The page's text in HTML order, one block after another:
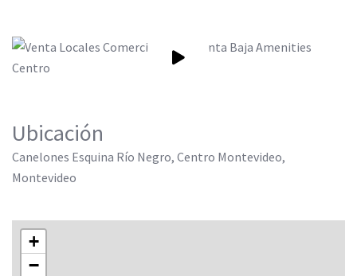
Ubicación
Canelones Esquina Río Negro, Centro Montevideo,
Montevideo
+
−